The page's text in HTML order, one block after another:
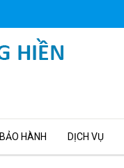
BẢO HÀNH DỊCH VỤ